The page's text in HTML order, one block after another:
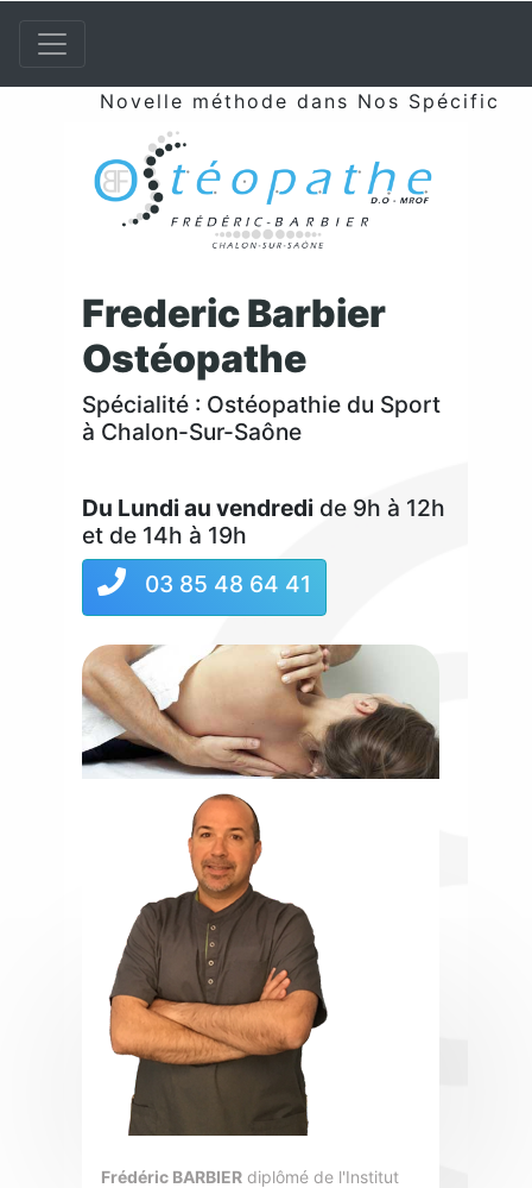
Novelle méthode dans Nos Spécificités
Frederic Barbier
Ostéopathe
Spécialité : Ostéopathie du Sport
à Chalon-Sur-Saône
Du Lundi au vendredi de 9h à 12h
et de 14h à 19h
03 85 48 64 41
Frédéric BARBIER diplômé de l'Institut